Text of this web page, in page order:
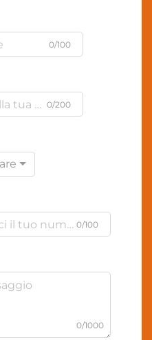
0/100
0/200
0/100
0/1000